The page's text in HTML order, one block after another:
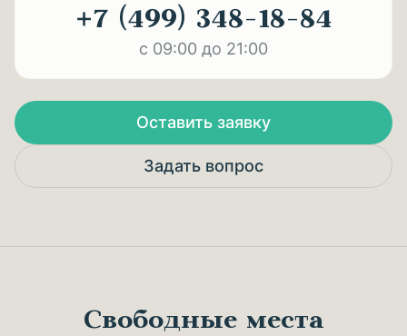
+7 (499) 348-18-84
с 09:00 до 21:00
Оставить заявку
Задать вопрос
Свободные места